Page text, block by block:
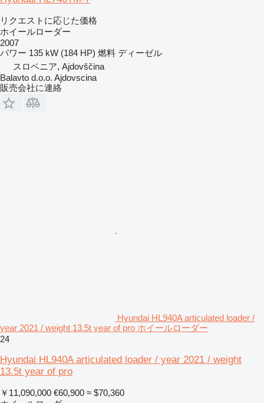
リクエストに応じた価格
ホイールローダー
2007
パワー 135 kW (184 HP) 燃料 ディーゼル
スロベニア, Ajdovščina
Balavto d.o.o. Ajdovscina
販売会社に連絡
Hyundai HL940A articulated loader /
year 2021 / weight 13.5t year of pro ホイールローダー
24
Hyundai HL940A articulated loader / year 2021 / weight
13.5t year of pro
￥11,090,000 €60,900 ≈ $70,360